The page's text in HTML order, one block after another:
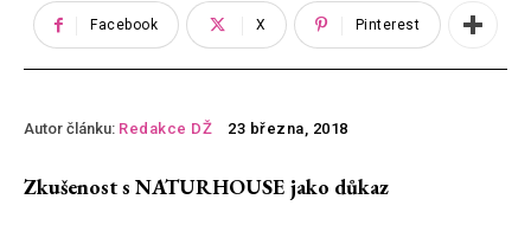
Facebook X Pinterest
Autor článku: Redakce DŽ 23 března, 2018
Zkušenost s NATURHOUSE jako důkaz